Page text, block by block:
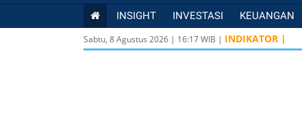
INSIGHT INVESTASI KEUANGAN
Sabtu, 8 Agustus 2026 | 16:17WIB | INDIKATOR |